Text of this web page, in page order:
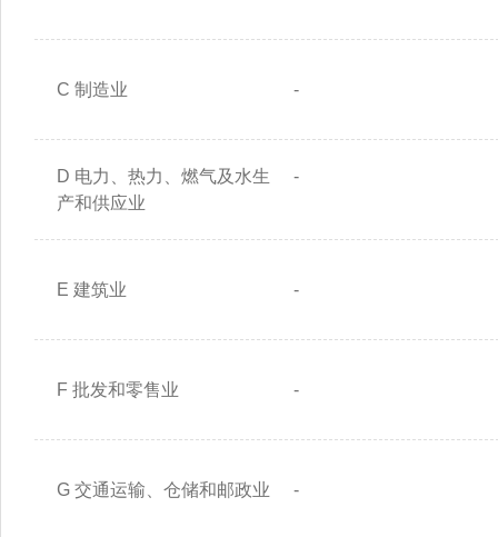
C 制造业 -
D 电力、热力、燃气及水生
产和供应业
-
E 建筑业 -
F 批发和零售业 -
G 交通运输、仓储和邮政业 -